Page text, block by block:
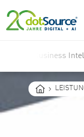
Business
are
here: